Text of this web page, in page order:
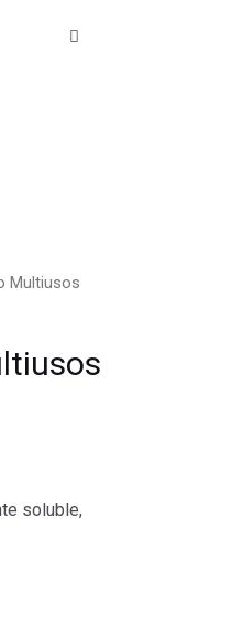
Multiusos
soluble,